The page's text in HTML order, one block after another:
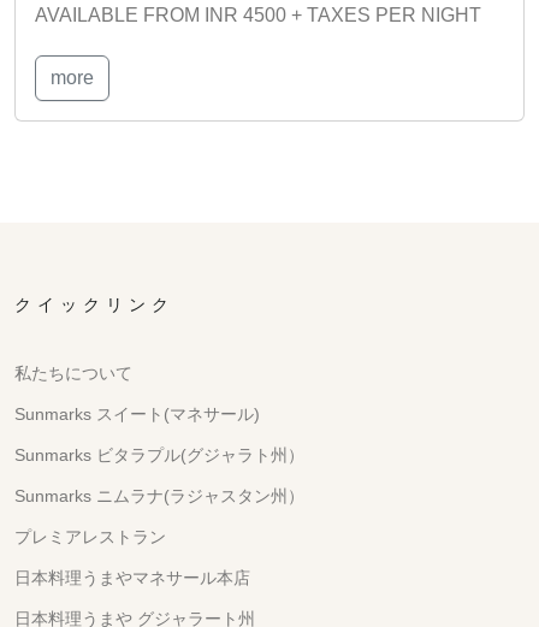
AVAILABLE FROM INR 4500 + TAXES PER NIGHT
more
クイックリンク
私たちについて
Sunmarks スイート(マネサール)
Sunmarks ビタラプル(グジャラト州）
Sunmarks ニムラナ(ラジャスタン州）
プレミアレストラン
日本料理うまやマネサール本店
日本料理うまや グジャラート州